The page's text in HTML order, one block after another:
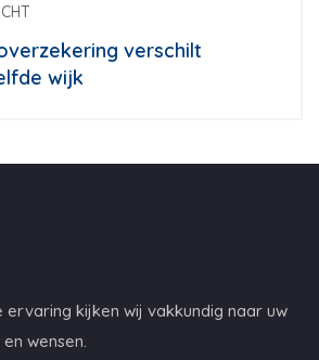
verschilt
wijk
ervaring kijken wij vakkundig naar uw
wensen.